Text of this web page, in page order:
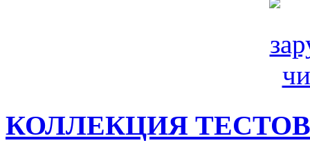
КОЛЛЕКЦИЯ ТЕСТОВ